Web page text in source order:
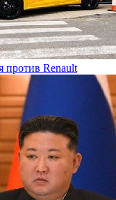
против Renault